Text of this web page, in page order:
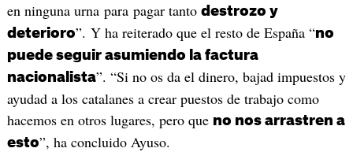
en ninguna urna para pagar tanto destrozo y
deterioro”. Y ha reiterado que el resto de España “no
puede seguir asumiendo la factura
nacionalista”. “Si no os da el dinero, bajad impuestos y
ayudad a los catalanes a crear puestos de trabajo como
hacemos en otros lugares, pero que no nos arrastren a
esto”, ha concluido Ayuso.